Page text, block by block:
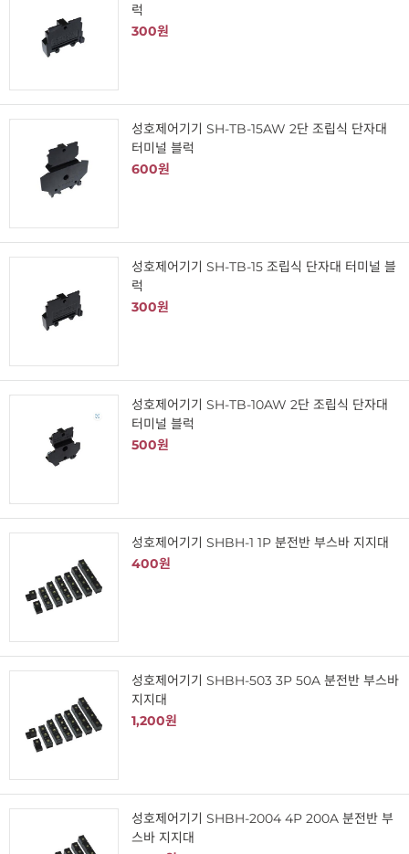
럭
300원
성호제어기기 SH-TB-15AW 2단 조립식 단자대
터미널 블럭
600원
성호제어기기 SH-TB-15 조립식 단자대 터미널 블
럭
300원
성호제어기기 SH-TB-10AW 2단 조립식 단자대
터미널 블럭
500원
성호제어기기 SHBH-1 1P 분전반 부스바 지지대
400원
성호제어기기 SHBH-503 3P 50A 분전반 부스바
지지대
1,200원
성호제어기기 SHBH-2004 4P 200A 분전반 부
스바 지지대